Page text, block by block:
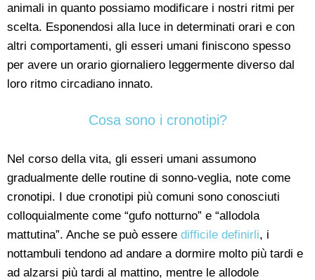
animali in quanto possiamo modificare i nostri ritmi per
scelta. Esponendosi alla luce in determinati orari e con
altri comportamenti, gli esseri umani finiscono spesso
per avere un orario giornaliero leggermente diverso dal
loro ritmo circadiano innato.
Cosa sono i cronotipi?
Nel corso della vita, gli esseri umani assumono
gradualmente delle routine di sonno-veglia, note come
cronotipi. I due cronotipi più comuni sono conosciuti
colloquialmente come “gufo notturno” e “allodola
mattutina”. Anche se può essere difficile definirli, i
nottambuli tendono ad andare a dormire molto più tardi e
ad alzarsi più tardi al mattino, mentre le allodole